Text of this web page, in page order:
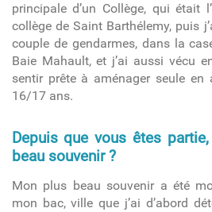
principale d’un Collège, qui était
collège de Saint Barthélemy, puis
couple de gendarmes, dans la
Baie Mahault, et j’ai aussi vécu
sentir prête à aménager seule en
16/17 ans.
Depuis que vous êtes
beau souvenir ?
Mon plus beau souvenir a été
mon bac, ville que j’ai d’abord